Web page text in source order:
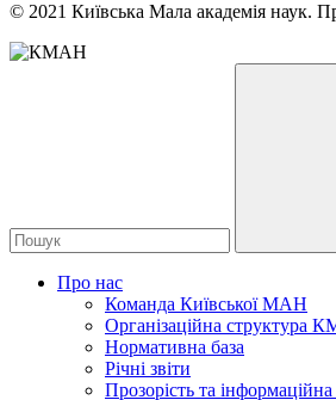
© 2021 Київська Мала академія наук.
Про нас
Команда Київської МАН
Організаційна структура
Нормативна база
Річні звіти
Прозорість та інформаційна